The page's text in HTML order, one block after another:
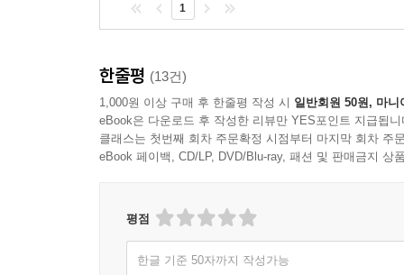
1
한줄평 (13건)
1,000원 이상 구매 후 한줄평 작성 시 일반회원 50원, 마니
eBook은 다운로드 후 작성한 리뷰만 YES포인트 지급됩니
클래스는 첫번째 회차 주문확정 시점부터 마지막 회차 주
eBook 페이백, CD/LP, DVD/Blu-ray, 패션 및 판매금지 상
평점
한글 기준 50자까지 작성가능